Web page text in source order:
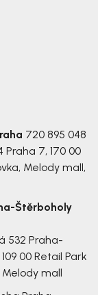
720 895 048
Praha 7, 170 00
Melody mall,
Štěrboholy
532 Praha-
00 Retail Park
Melody mall